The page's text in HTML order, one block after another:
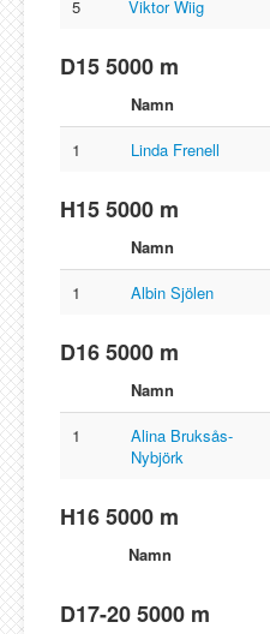
5
Viktor Wiig
D15 5000 m
Namn
1
Linda Frenell
H15 5000 m
Namn
1
Albin Sjölen
D16 5000 m
Namn
1
Alina Bruksås-
Nybjörk
H16 5000 m
Namn
D17-20 5000 m